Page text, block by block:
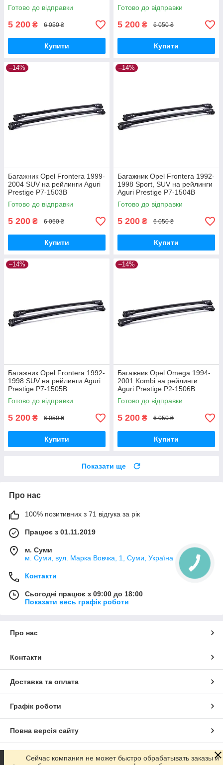
Готово до відправки
5 200 ₴ 6 050 ₴
Купити
Готово до відправки
5 200 ₴ 6 050 ₴
Купити
–14%
Багажник Opel Frontera 1999-
2004 SUV на рейлинги Aguri
Prestige P7-1503B
Готово до відправки
5 200 ₴ 6 050 ₴
Купити
–14%
Багажник Opel Frontera 1992-
1998 Sport, SUV на рейлинги
Aguri Prestige P7-1504B
Готово до відправки
5 200 ₴ 6 050 ₴
Купити
–14%
Багажник Opel Frontera 1992-
1998 SUV на рейлинги Aguri
Prestige P7-1505B
Готово до відправки
5 200 ₴ 6 050 ₴
Купити
–14%
Багажник Opel Omega 1994-
2001 Kombi на рейлинги
Aguri Prestige P2-1506B
Готово до відправки
5 200 ₴ 6 050 ₴
Купити
Показати ще
Про нас
100% позитивних з 71 відгука за рік
Працює з 01.11.2019
м. Суми
м. Суми, вул. Марка Вовчка, 1, Суми, Україна
Контакти
Сьогодні працює з 09:00 до 18:00
Показати весь графік роботи
Про нас
Контакти
Доставка та оплата
Графік роботи
Повна версія сайту
Сайт створено на маркетплейсі Prom.ua
Сейчас компания не может быстро обрабатывать заказы и